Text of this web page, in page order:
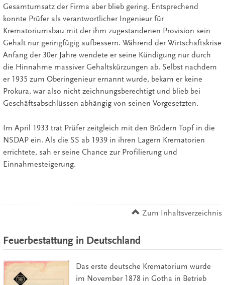
Gesamtumsatz der Firma aber blieb gering. Entsprechend
konnte Prüfer als verantwortlicher Ingenieur für
Krematoriumsbau mit der ihm zugestandenen Provision sein
Gehalt nur geringfügig aufbessern. Während der Wirtschaftskrise
Anfang der 30er Jahre wendete er seine Kündigung nur durch
die Hinnahme massiver Gehaltskürzungen ab. Selbst nachdem
er 1935 zum Oberingenieur ernannt wurde, bekam er keine
Prokura, war also nicht zeichnungsberechtigt und blieb bei
Geschäftsabschlüssen abhängig von seinen Vorgesetzten.
Im April 1933 trat Prüfer zeitgleich mit den Brüdern Topf in die
NSDAP ein. Als die SS ab 1939 in ihren Lagern Krematorien
errichtete, sah er seine Chance zur Profilierung und
Einnahmesteigerung.
Zum Inhaltsverzeichnis
Feuerbestattung in Deutschland
Das erste deutsche Krematorium wurde
im November 1878 in Gotha in Betrieb